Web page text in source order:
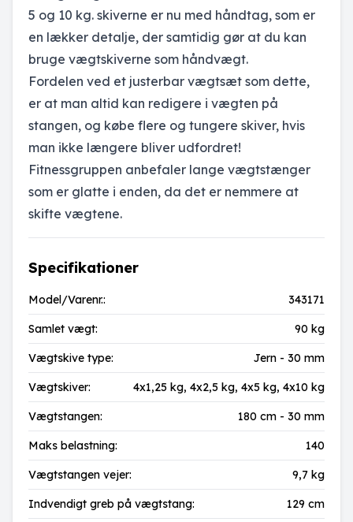
5 og 10 kg. skiverne er nu med håndtag, som er
en lækker detalje, der samtidig gør at du kan
bruge vægtskiverne som håndvægt.
Fordelen ved et justerbar vægtsæt som dette,
er at man altid kan redigere i vægten på
stangen, og købe flere og tungere skiver, hvis
man ikke længere bliver udfordret!
Fitnessgruppen anbefaler lange vægtstænger
som er glatte i enden, da det er nemmere at
skifte vægtene.
Specifikationer
Model/Varenr.: 343171
Samlet vægt: 90 kg
Vægtskive type: Jern - 30 mm
Vægtskiver: 4x1,25 kg, 4x2,5 kg, 4x5 kg, 4x10 kg
Vægtstangen: 180 cm - 30 mm
Maks belastning: 140
Vægtstangen vejer: 9,7 kg
Indvendigt greb på vægtstang: 129 cm